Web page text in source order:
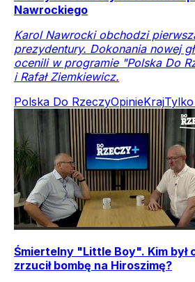
Nawrockiego
Karol Nawrocki obchodzi
prezydentury. Dokonania nowej
ocenili w programie "Polska Do
i Rafał Ziemkiewicz.
Polska Do RzeczyOpinieKraj
Śmiertelny "Little Boy". Kim był
zrzucił bombę na Hiroszimę?